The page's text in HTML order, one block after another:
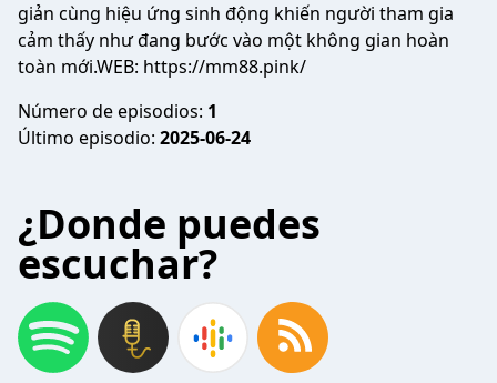
giản cùng hiệu ứng sinh động khiến người tham gia
cảm thấy như đang bước vào một không gian hoàn
toàn mới.WEB: https://mm88.pink/
Número de episodios: 1
Último episodio: 2025-06-24
¿Donde puedes
escuchar?